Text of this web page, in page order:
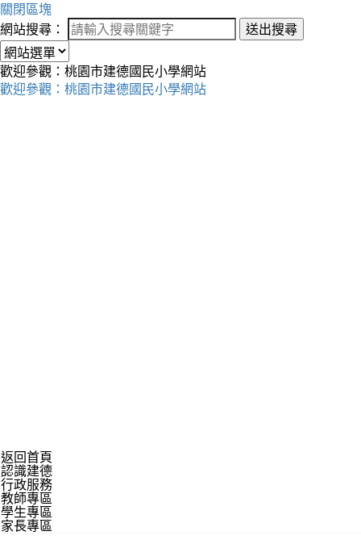
關閉區塊
網站搜尋：
送出搜尋
歡迎參觀：桃園市建德國民小學網站
歡迎參觀：桃園市建德國民小學網站
返回首頁
認識建德
行政服務
教師專區
學生專區
家長專區